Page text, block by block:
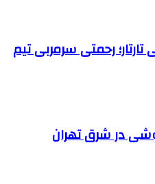
رحمتی سرمربی تیم
در شرق تهران